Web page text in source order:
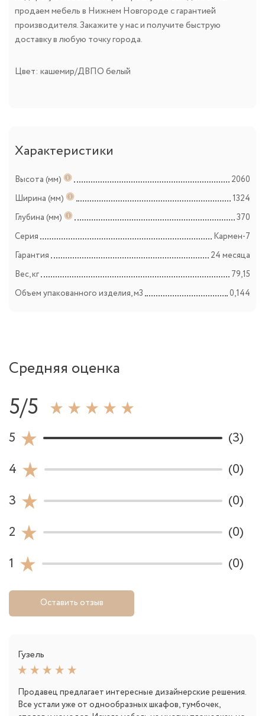
продаем мебель в Нижнем Новгороде с гарантией
производителя. Закажите у нас и получите быструю
доставку в любую точку города.
Цвет: кашемир/ДВПО белый
Характеристики
Высота (мм)
2060
Ширина (мм)
1324
Глубина (мм)
370
Серия
Кармен-7
Гарантия
24 месяца
Вес, кг
79,15
Объем упакованного изделия, м3
0,144
Средняя оценка
5/5
5
(3)
4
(0)
3
(0)
2
(0)
1
(0)
Оставить отзыв
Гузель
Продавец предлагает интересные дизайнерские решения.
Все устали уже от однообразных шкафов, тумбочек,